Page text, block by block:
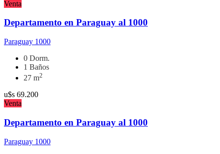
Venta
Departamento en Paraguay al 1000
Paraguay 1000
0 Dorm.
1 Baños
27 m2
u$s 69.200
Venta
Departamento en Paraguay al 1000
Paraguay 1000